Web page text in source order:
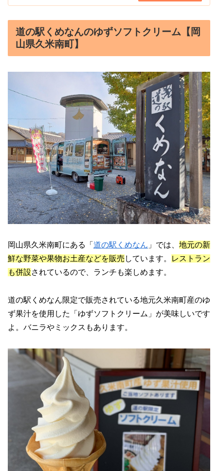
道の駅くめなんのゆずソフトクリーム【岡
山県久米南町】
岡山県久米南町にある「 道の駅くめなん 」では、 地元の新
鮮な野菜や果物お土産などを販売 しています。
レストラン
も併設されているので、ランチも楽しめます。
道の駅くめなん限定で販売されている地元久米南町産のゆ
ず果汁を使用した「ゆずソフトクリーム」が美味しいです
よ。バニラやミックスもあります。